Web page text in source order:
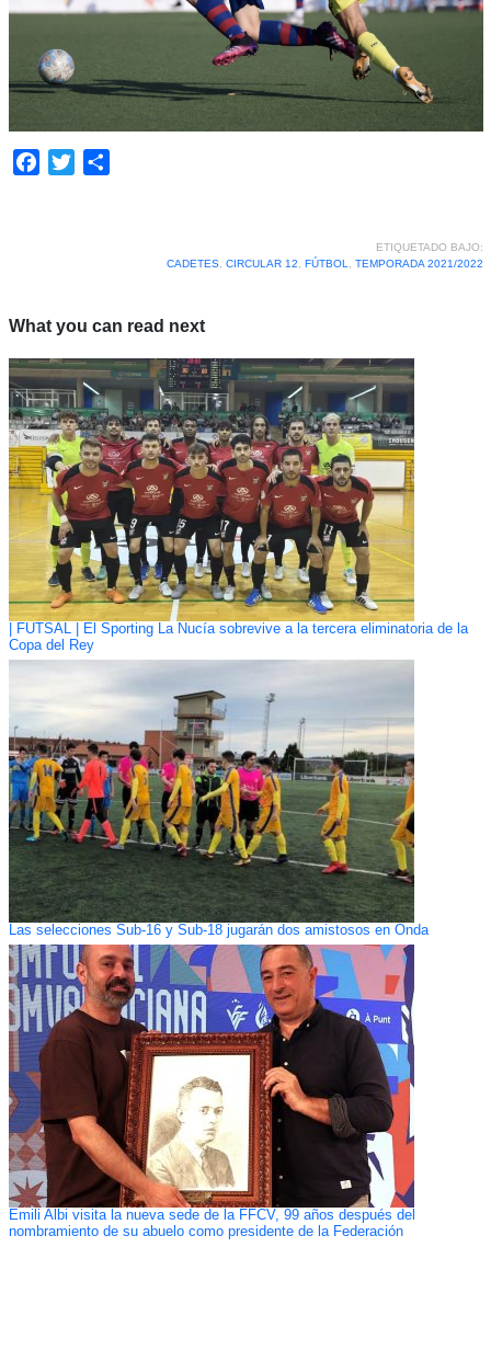
Facebook
Twitter
ETIQUETADO BAJO:
CADETES, CIRCULAR 12 FÚTBOL TEMPORADA 2021/2022
What you can read next
| FUTSAL | El Sporting La Nucía sobrevive a la tercera eliminatoria de la
Copa del Rey
Las selecciones Sub-16 y Sub-18 jugarán dos amistosos en Onda
Emili Albi visita la nueva sede de la FFCV, 99 años después del
nombramiento de su abuelo como presidente de la Federación